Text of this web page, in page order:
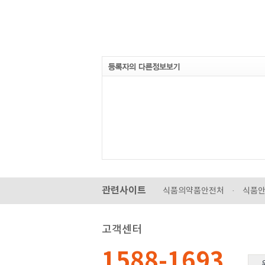
관련사이트 식품의약품안전처 · 식품
고객센터